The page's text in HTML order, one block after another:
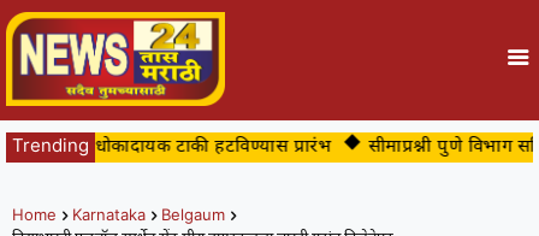
Trending
धोकादायक टाकी हटविण्यास प्रारंभ सीमाप्रश्नी पुणे विभाग
Home Karnataka
Belgaum